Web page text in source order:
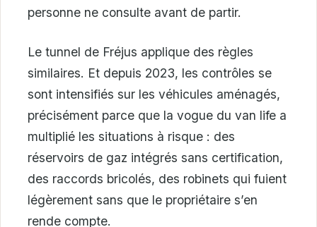
personne ne consulte avant de partir.
Le tunnel de Fréjus applique des règles
similaires. Et depuis 2023, les contrôles se
sont intensifiés sur les véhicules aménagés,
précisément parce que la vogue du van life a
multiplié les situations à risque : des
réservoirs de gaz intégrés sans certification,
des raccords bricolés, des robinets qui fuient
légèrement sans que le propriétaire s’en
rende compte.